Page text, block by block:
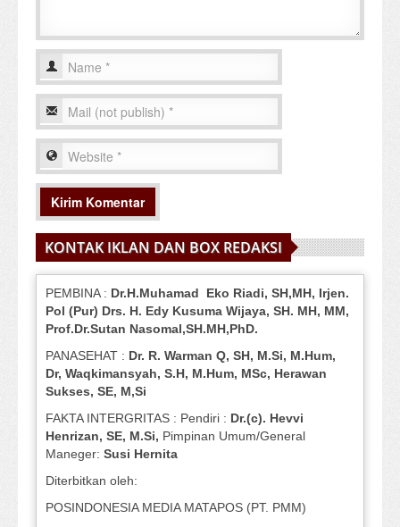
KONTAK IKLAN DAN BOX REDAKSI
PEMBINA : Dr.H.Muhamad Eko Riadi, SH,MH, Irjen.
Pol (Pur) Drs. H. Edy Kusuma Wijaya, SH. MH, MM,
Prof.Dr.Sutan Nasomal,SH.MH,PhD.
PANASEHAT : Dr. R. Warman Q, SH, M.Si, M.Hum,
Dr, Waqkimansyah, S.H, M.Hum, MSc, Herawan
Sukses, SE, M,Si
FAKTA INTERGRITAS : Pendiri : Dr.(c). Hevvi
Henrizan, SE, M.Si, Pimpinan Umum/General
Maneger: Susi Hernita
Diterbitkan oleh:
POSINDONESIA MEDIA MATAPOS (PT. PMM)